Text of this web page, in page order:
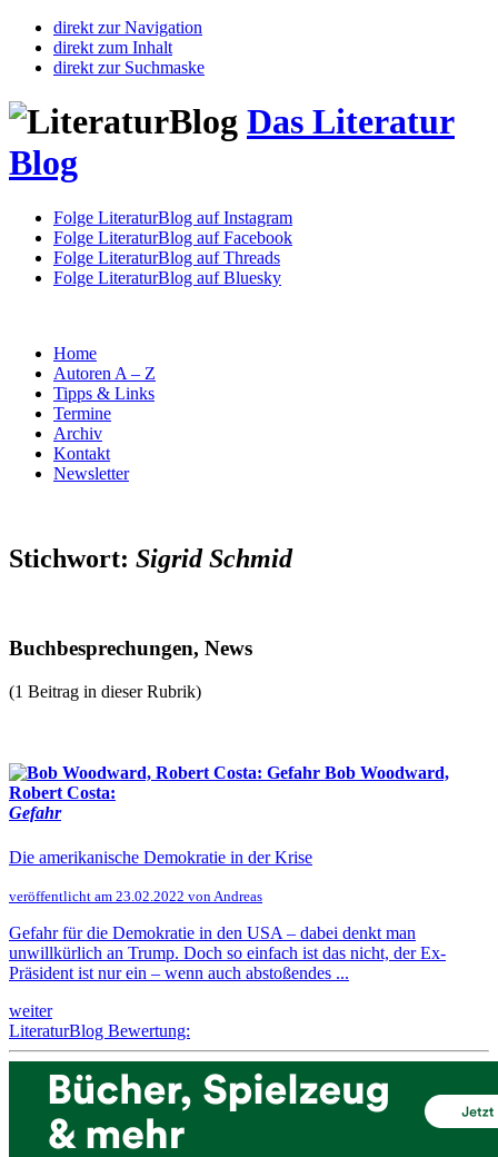
direkt zur Navigation
direkt zum Inhalt
direkt zur Suchmaske
Das Literatur
Blog
Folge LiteraturBlog auf Instagram
Folge LiteraturBlog auf Facebook
Folge LiteraturBlog auf Threads
Folge LiteraturBlog auf Bluesky
Home
Autoren A – Z
Tipps & Links
Termine
Archiv
Kontakt
Newsletter
Stichwort: Sigrid Schmid
Buchbesprechungen, News
(1 Beitrag in dieser Rubrik)
Bob Woodward,
Robert Costa:
Gefahr
Die amerikanische Demokratie in der Krise
veröffentlicht am 23.02.2022 von Andreas
Gefahr für die Demokratie in den USA – dabei denkt man
unwillkürlich an Trump. Doch so einfach ist das nicht, der Ex-
Präsident ist nur ein – wenn auch abstoßendes ...
weiter
LiteraturBlog Bewertung: